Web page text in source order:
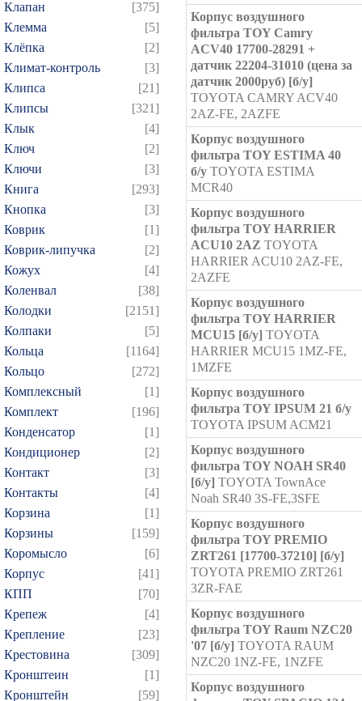
Клапан
[375]
Клемма
[5]
Клёпка
[2]
Климат-контроль
[3]
Клипса
[21]
Клипсы
[321]
Клык
[4]
Ключ
[2]
Ключи
[3]
Книга
[293]
Кнопка
[3]
Коврик
[1]
Коврик-липучка
[2]
Кожух
[4]
Коленвал
[38]
Колодки
[2151]
Колпаки
[5]
Кольца
[1164]
Кольцо
[272]
Комплексный
[1]
Комплект
[196]
Конденсатор
[1]
Кондиционер
[2]
Контакт
[3]
Контакты
[4]
Корзина
[1]
Корзины
[159]
Коромысло
[6]
Корпус
[41]
КПП
[70]
Крепеж
[4]
Крепление
[23]
Крестовина
[309]
Кронштеин
[1]
Кронштейн
[59]
Корпус воздушного
фильтра TOY Camry
ACV40 17700-28291 +
датчик 22204-31010 (цена за
датчик 2000руб) [б/у]
TOYOTA CAMRY ACV40
2AZ-FE, 2AZFE
Корпус воздушного
фильтра TOY ESTIMA 40
б/у TOYOTA ESTIMA
MCR40
Корпус воздушного
фильтра TOY HARRIER
ACU10 2AZ TOYOTA
HARRIER ACU10 2AZ-FE,
2AZFE
Корпус воздушного
фильтра TOY HARRIER
MCU15 [б/у] TOYOTA
HARRIER MCU15 1MZ-FE,
1MZFE
Корпус воздушного
фильтра TOY IPSUM 21 б/у
TOYOTA IPSUM ACM21
Корпус воздушного
фильтра TOY NOAH SR40
[б/у] TOYOTA TownAce
Noah SR40 3S-FE,3SFE
Корпус воздушного
фильтра TOY PREMIO
ZRT261 [17700-37210] [б/у]
TOYOTA PREMIO ZRT261
3ZR-FAE
Корпус воздушного
фильтра TOY Raum NZC20
'07 [б/у] TOYOTA RAUM
NZC20 1NZ-FE, 1NZFE
Корпус воздушного